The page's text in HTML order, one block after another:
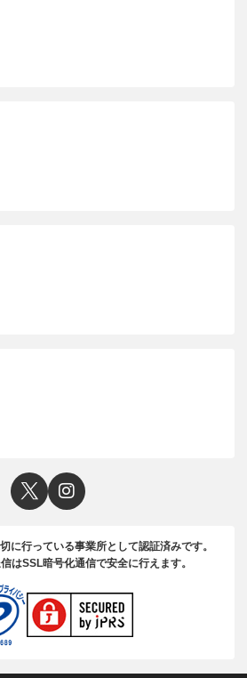
に行っている事業所として認証済みです。
はSSL暗号化通信で安全に行えます。